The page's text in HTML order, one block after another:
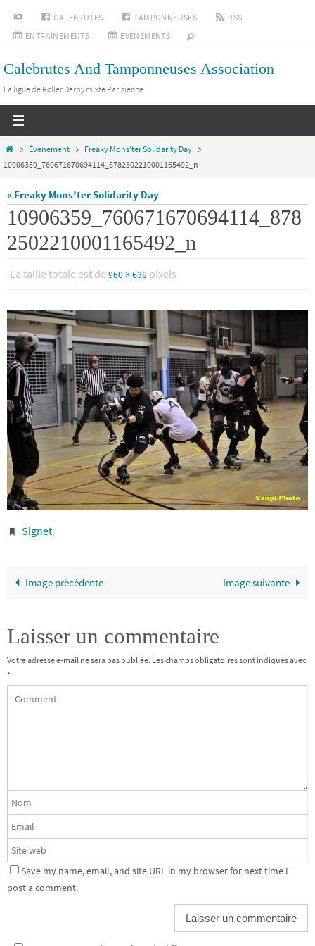
Passer
vers
contenu
INSTAGRAMCALEBRUTES TAMPONNEUSES
RSS
ENTRAINEMENTS
ÉVÉNEMENTS
Calebrutes And Tamponneuses Association
La ligue de Roller Derby mixte Parisienne
HomeÉvenement
Freaky Mons’ter Solidarity Day
10906359_760671670694114_8782502210001165492_n
« Freaky Mons’ter Solidarity Day
10906359_760671670694114_878
2502210001165492_n
La taille totale est de 960 × 638 pixels
Signet.
Image précédente Image suivante
Laisser un commentaire
Votre adresse e-mail ne sera pas publiée. Les champs obligatoires sont indiqués avec
*
Save my name, email, and site URL in my browser for next time I
post a comment.